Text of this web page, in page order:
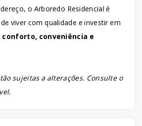
o Arboredo Residencial é
viver com qualidade e investir em
conforto, conveniência e
sujeitas a alterações. Consulte o